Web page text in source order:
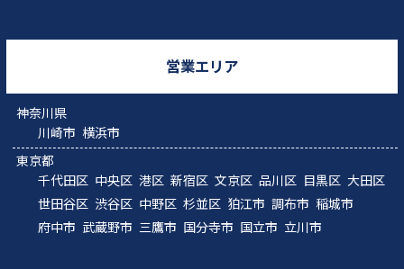
営業エリア
神奈川県
川崎市 横浜市
東京都
千代田区 中央区 港区 新宿区 文京区 品川区 目黒区 大田区
世田谷区 渋谷区 中野区 杉並区 狛江市 調布市 稲城市
府中市 武蔵野市 三鷹市 国分寺市 国立市 立川市